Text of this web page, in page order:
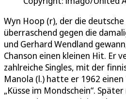
Wyn Hoop (r), der die deutsche
überraschend gegen die
und Gerhard Wendland
Chanson einen kleinen Hit. Er
zahlreiche Singles, mit der
Manola (l.) hatte er 1962
„Küsse im Mondschein“.